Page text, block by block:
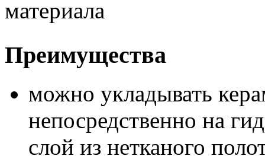
Преимущества
можно укладывать
непосредственно на
слой из нетканого